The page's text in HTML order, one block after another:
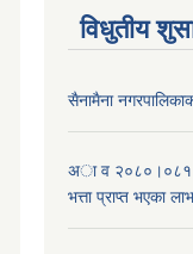
विधुतीय
सैनामैना
अा व २०८०।०८१
भत्ता प्राप्त भएका